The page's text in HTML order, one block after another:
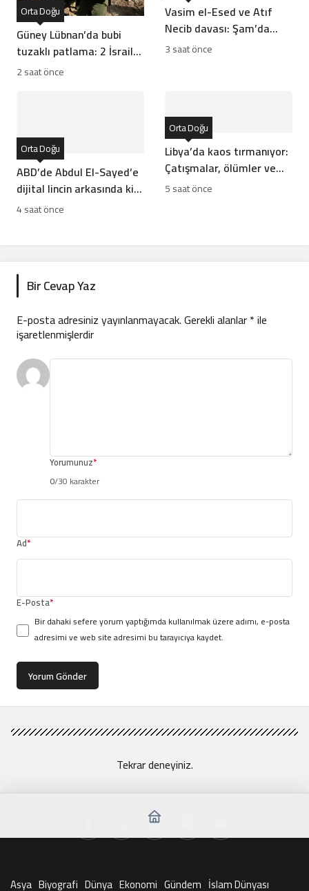
Güney Lübnan’da bubi
tuzaklı patlama: 2 İsrail
askeri öldü
Orta Doğu
2 saat önce
Vasim el-Esed ve Atıf
Necib davası: Şam’da
karar günü açıklandı
3 saat önce
ABD’de Abdul El-Sayed’e
dijital lincin arkasında kim
var?
Orta Doğu
4 saat önce
Libya’da kaos tırmanıyor:
Çatışmalar, ölümler ve
firar!
Orta Doğu
5 saat önce
Bir Cevap Yaz
E-posta adresiniz yayınlanmayacak.Gerekli alanlar*ile
işaretlenmişlerdir
Yorumunuz*
0/30 karakter
Ad*
E-Posta*
Bir dahaki sefere yorum yaptığımda kullanılmak üzere adımı, e-posta
adresimi ve web site adresimi bu tarayıcıya kaydet.
Yorum Gönder
Tekrar deneyiniz.
Asya Biyografi Dünya Ekonomi Gündem İslam Dünyası